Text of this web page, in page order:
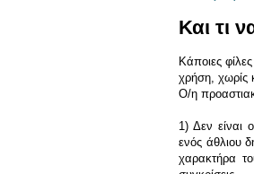
Και τι
Κάποιες
χρήση, χωρίς
Ο/η
1) Δεν είναι
ενός άθλιου
χαρακτήρα